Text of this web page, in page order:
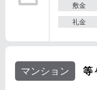
敷金
礼金
マンション 等